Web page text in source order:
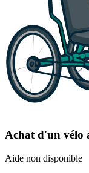
Achat d'un vélo
Aide non disponible